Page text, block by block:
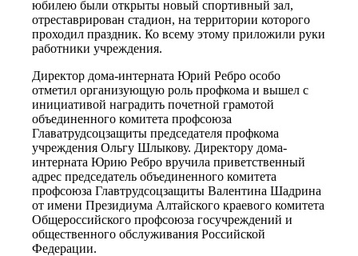
юбилею были открыты новый спортивный зал,
отреставрирован стадион, на территории которого
проходил праздник. Ко всему этому приложили руки
работники учреждения.
Директор дома-интерната Юрий Ребро особо
отметил организующую роль профкома и вышел с
инициативой наградить почетной грамотой
объединенного комитета профсоюза
Главатрудсоцзащиты председателя профкома
учреждения Ольгу Шлыкову. Директору дома-
интерната Юрию Ребро вручила приветственный
адрес председатель объединенного комитета
профсоюза Главтрудсоцзащиты Валентина Шадрина
от имени Президиума Алтайского краевого комитета
Общероссийского профсоюза госучреждений и
общественного обслуживания Российской
Федерации.